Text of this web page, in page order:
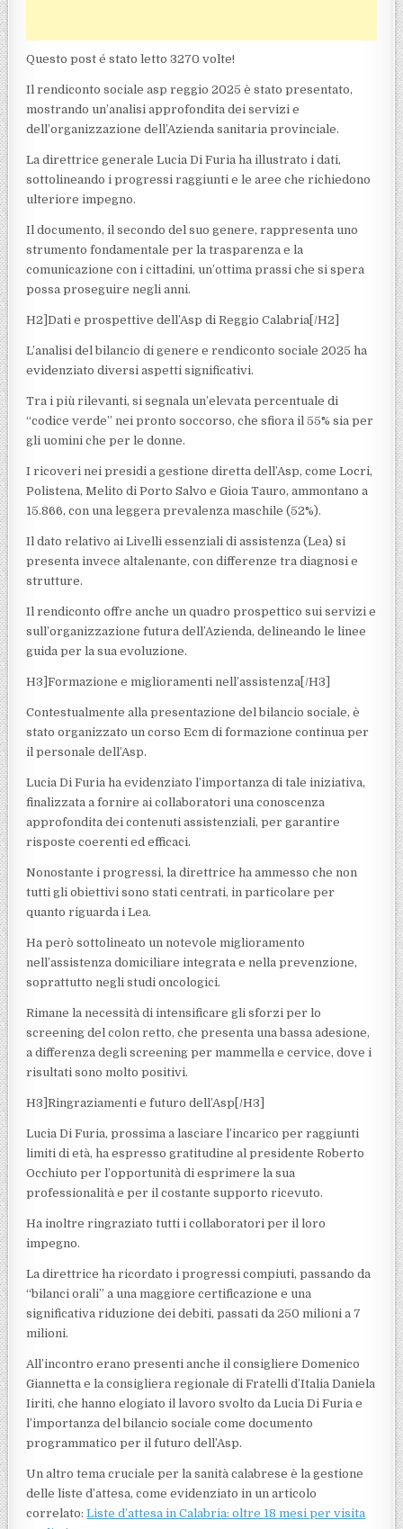
Questo post é stato letto 3270 volte!
Il rendiconto sociale asp reggio 2025 è stato presentato,
mostrando un’analisi approfondita dei servizi e
dell’organizzazione dell’Azienda sanitaria provinciale.
La direttrice generale Lucia Di Furia ha illustrato i dati,
sottolineando i progressi raggiunti e le aree che richiedono
ulteriore impegno.
Il documento, il secondo del suo genere, rappresenta uno
strumento fondamentale per la trasparenza e la
comunicazione con i cittadini, un’ottima prassi che si spera
possa proseguire negli anni.
H2]Dati e prospettive dell’Asp di Reggio Calabria[/H2]
L’analisi del bilancio di genere e rendiconto sociale 2025 ha
evidenziato diversi aspetti significativi.
Tra i più rilevanti, si segnala un’elevata percentuale di
“codice verde” nei pronto soccorso, che sfiora il 55% sia per
gli uomini che per le donne.
I ricoveri nei presidi a gestione diretta dell’Asp, come Locri,
Polistena, Melito di Porto Salvo e Gioia Tauro, ammontano a
15.866, con una leggera prevalenza maschile (52%).
Il dato relativo ai Livelli essenziali di assistenza (Lea) si
presenta invece altalenante, con differenze tra diagnosi e
strutture.
Il rendiconto offre anche un quadro prospettico sui servizi e
sull’organizzazione futura dell’Azienda, delineando le linee
guida per la sua evoluzione.
H3]Formazione e miglioramenti nell’assistenza[/H3]
Contestualmente alla presentazione del bilancio sociale, è
stato organizzato un corso Ecm di formazione continua per
il personale dell’Asp.
Lucia Di Furia ha evidenziato l’importanza di tale iniziativa,
finalizzata a fornire ai collaboratori una conoscenza
approfondita dei contenuti assistenziali, per garantire
risposte coerenti ed efficaci.
Nonostante i progressi, la direttrice ha ammesso che non
tutti gli obiettivi sono stati centrati, in particolare per
quanto riguarda i Lea.
Ha però sottolineato un notevole miglioramento
nell’assistenza domiciliare integrata e nella prevenzione,
soprattutto negli studi oncologici.
Rimane la necessità di intensificare gli sforzi per lo
screening del colon retto, che presenta una bassa adesione,
a differenza degli screening per mammella e cervice, dove i
risultati sono molto positivi.
H3]Ringraziamenti e futuro dell’Asp[/H3]
Lucia Di Furia, prossima a lasciare l’incarico per raggiunti
limiti di età, ha espresso gratitudine al presidente Roberto
Occhiuto per l’opportunità di esprimere la sua
professionalità e per il costante supporto ricevuto.
Ha inoltre ringraziato tutti i collaboratori per il loro
impegno.
La direttrice ha ricordato i progressi compiuti, passando da
“bilanci orali” a una maggiore certificazione e una
significativa riduzione dei debiti, passati da 250 milioni a 7
milioni.
All’incontro erano presenti anche il consigliere Domenico
Giannetta e la consigliera regionale di Fratelli d’Italia Daniela
Iiriti, che hanno elogiato il lavoro svolto da Lucia Di Furia e
l’importanza del bilancio sociale come documento
programmatico per il futuro dell’Asp.
Un altro tema cruciale per la sanità calabrese è la gestione
delle liste d’attesa, come evidenziato in un articolo
correlato:Liste d’attesa in Calabria: oltre 18 mesi per visita